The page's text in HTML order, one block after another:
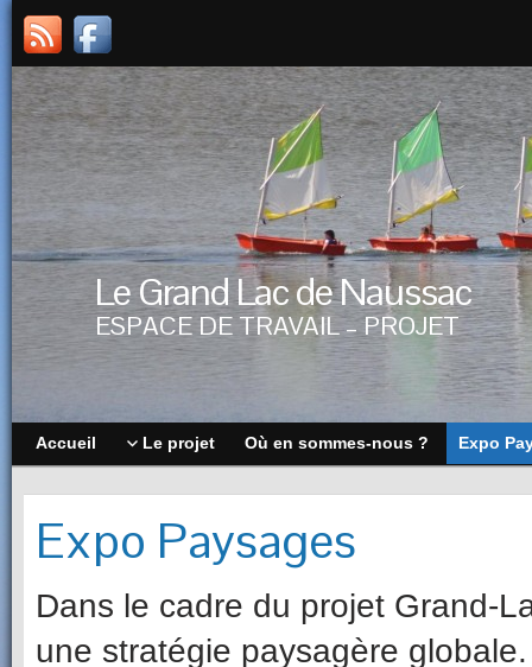
Le Grand Lac de Naussac
ESPACE DE TRAVAIL – PROJET
Accueil Le projet Où en sommes-nous ? Expo
Expo Paysages
Dans le cadre du projet Grand-
une stratégie paysagère